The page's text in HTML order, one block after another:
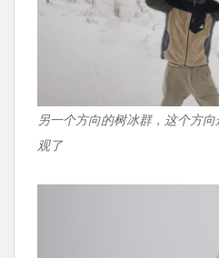
另一个方向的树冰群，这个方
观了